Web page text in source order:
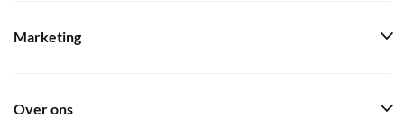
Marketing
Over ons